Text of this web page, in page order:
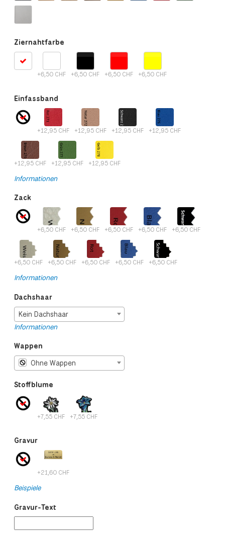
Ziernahtfarbe
+6,50 CHF +6,50 CHF +6,50 CHF +6,50 CHF
Einfassband
+12,95 CHF +12,95 CHF +12,95 CHF +12,95 CHF
+12,95 CHF +12,95 CHF +12,95 CHF
Informationen
Zack
+6,50 CHF +6,50 CHF +6,50 CHF +6,50 CHF +6,50 CHF
+6,50 CHF +6,50 CHF +6,50 CHF +6,50 CHF +6,50 CHF
Informationen
Dachshaar
Kein Dachshaar
Informationen
Wappen
Ohne Wappen
Stoffblume
+7,55 CHF +7,55 CHF
Gravur
+21,60 CHF
Beispiele
Gravur-Text